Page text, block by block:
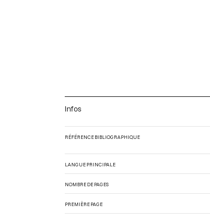
Infos
RÉFÉRENCE BIBLIOGRAPHIQUE
LANGUE PRINCIPALE
NOMBRE DE PAGES
PREMIÈRE PAGE